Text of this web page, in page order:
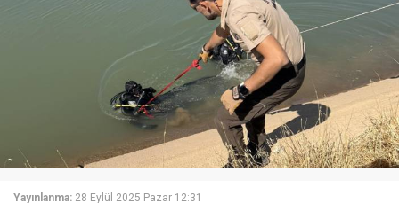
Yayınlanma: 28 Eylül 2025 Pazar 12:31